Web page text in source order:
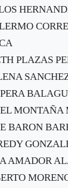
PLAZAS
MONTAÑA
BARON
AMADOR